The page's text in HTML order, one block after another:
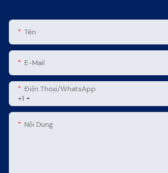
Tên
E-Mail
+1
Điện Thoại/WhatsApp
Nội Dung